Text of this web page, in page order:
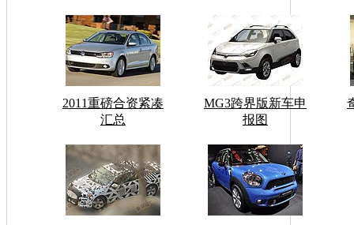
2011重磅合资紧凑
汇总
MG3跨界版新车申
报图